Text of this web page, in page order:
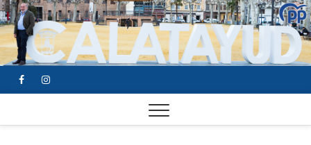
FACEBOOK
YOUTUBE
INSTAGRAM